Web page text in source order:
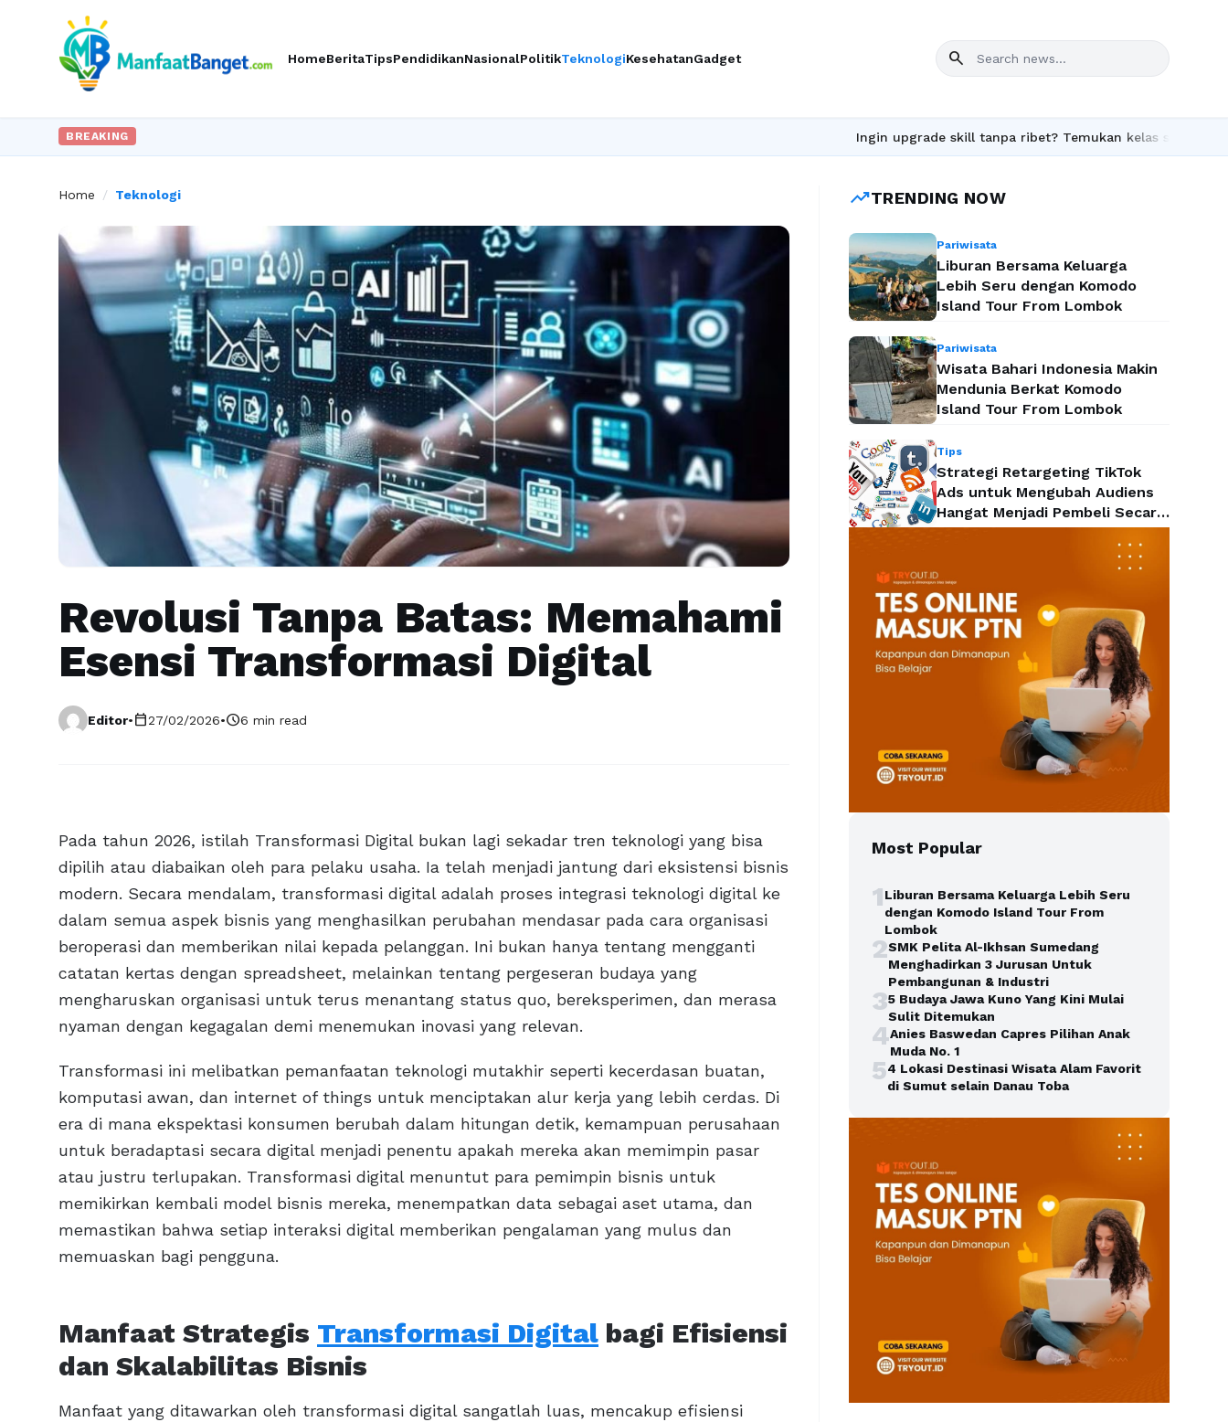
HomeBeritaTipsPendidikanNasionalPolitikTeknologiKesehatanGadget search
BREAKING Ingin upgrade skill tanpa ribet? Temukan kelas seru dan materi lengkap
Home / Teknologi
Revolusi Tanpa Batas: Memahami
Esensi Transformasi Digital
Editor•calendar_today27/02/2026•schedule6 min read
Pada tahun 2026, istilah Transformasi Digital bukan lagi sekadar tren teknologi yang bisa
dipilih atau diabaikan oleh para pelaku usaha. Ia telah menjadi jantung dari eksistensi bisnis
modern. Secara mendalam, transformasi digital adalah proses integrasi teknologi digital ke
dalam semua aspek bisnis yang menghasilkan perubahan mendasar pada cara organisasi
beroperasi dan memberikan nilai kepada pelanggan. Ini bukan hanya tentang mengganti
catatan kertas dengan spreadsheet, melainkan tentang pergeseran budaya yang
mengharuskan organisasi untuk terus menantang status quo, bereksperimen, dan merasa
nyaman dengan kegagalan demi menemukan inovasi yang relevan.
Transformasi ini melibatkan pemanfaatan teknologi mutakhir seperti kecerdasan buatan,
komputasi awan, dan internet of things untuk menciptakan alur kerja yang lebih cerdas. Di
era di mana ekspektasi konsumen berubah dalam hitungan detik, kemampuan perusahaan
untuk beradaptasi secara digital menjadi penentu apakah mereka akan memimpin pasar
atau justru terlupakan. Transformasi digital menuntut para pemimpin bisnis untuk
memikirkan kembali model bisnis mereka, menempatkan data sebagai aset utama, dan
memastikan bahwa setiap interaksi digital memberikan pengalaman yang mulus dan
memuaskan bagi pengguna.
Manfaat Strategis Transformasi Digital bagi Efisiensi
dan Skalabilitas Bisnis
Manfaat yang ditawarkan oleh transformasi digital sangatlah luas, mencakup efisiensi
trending_upTRENDING NOW
Pariwisata
Liburan Bersama Keluarga
Lebih Seru dengan Komodo
Island Tour From Lombok
Pariwisata
Wisata Bahari Indonesia Makin
Mendunia Berkat Komodo
Island Tour From Lombok
Tips
Strategi Retargeting TikTok
Ads untuk Mengubah Audiens
Hangat Menjadi Pembeli Secara
Efektif
Most Popular
1Liburan Bersama Keluarga Lebih Seru
dengan Komodo Island Tour From
Lombok
2SMK Pelita Al-Ikhsan Sumedang
Menghadirkan 3 Jurusan Untuk
Pembangunan & Industri
35 Budaya Jawa Kuno Yang Kini Mulai
Sulit Ditemukan
4Anies Baswedan Capres Pilihan Anak
Muda No. 1
54 Lokasi Destinasi Wisata Alam Favorit
di Sumut selain Danau Toba